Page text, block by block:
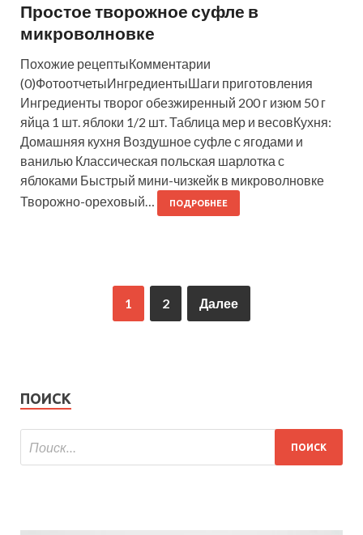
Простое творожное суфле в
микроволновке
Похожие рецептыКомментарии
(0)ФотоотчетыИнгредиентыШаги приготовления
Ингредиенты творог обезжиренный 200 г изюм 50 г
яйца 1 шт. яблоки 1/2 шт. Таблица мер и весовКухня:
Домашняя кухня Воздушное суфле с ягодами и
ванилью Классическая польская шарлотка с
яблоками Быстрый мини-чизкейк в микроволновке
Творожно-ореховый…
ПОДРОБНЕЕ
1 2 Далее
ПОИСК